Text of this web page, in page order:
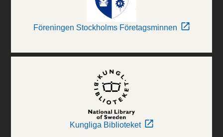
Föreningen Stockholms Företagsminnen
Kungliga Biblioteket